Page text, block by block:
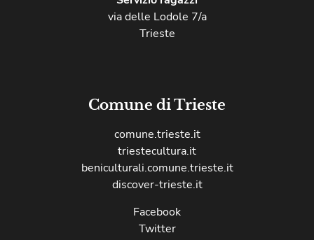
via delle Lodole 7/a
Trieste
Comune di Trieste
comune.trieste.it
triestecultura.it
beniculturali.comune.trieste.it
discover-trieste.it
Facebook
Twitter